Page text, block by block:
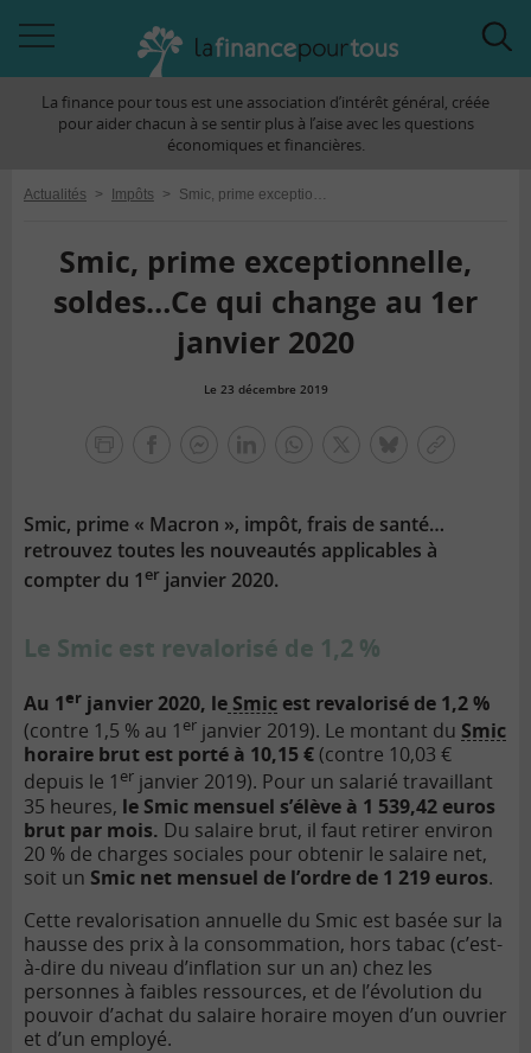
àLa finance pour tous est une association d’intérêt général, créée
pour aider chacun à se sentir plus à l’aise avec les questions
économiques et financières.
Actualités > Impôts > Smic, prime exceptionnelle, soldes…Ce qui change au 1er janvier 2020
Smic, prime exceptionnelle,
soldes…Ce qui change au 1er
janvier 2020
Le 23 décembre 2019
Smic, prime « Macron », impôt, frais de santé…
retrouvez toutes les nouveautés applicables à
compter du 1 er janvier 2020.
Le Smic est revalorisé de 1,2 %
Au 1er janvier 2020, le Smic est revalorisé de 1,2 %
(contre 1,5 % au 1 er janvier 2019). Le montant du Smic
horaire brut est porté à 10,15 €(contre 10,03 €
depuis le 1 er janvier 2019). Pour un salarié travaillant
35 heures, le Smic mensuel s’élève à 1 539,42 euros
brut par mois. Du salaire brut, il faut retirer environ
20 % de charges sociales pour obtenir le salaire net,
soit un Smic net mensuel de l’ordre de 1 219 euros.
Cette revalorisation annuelle du Smic est basée sur la
hausse des prix à la consommation, hors tabac (c’est-
à-dire du niveau d’inflation sur un an) chez les
personnes à faibles ressources, et de l’évolution du
pouvoir d’achat du salaire horaire moyen d’un ouvrier
et d’un employé.